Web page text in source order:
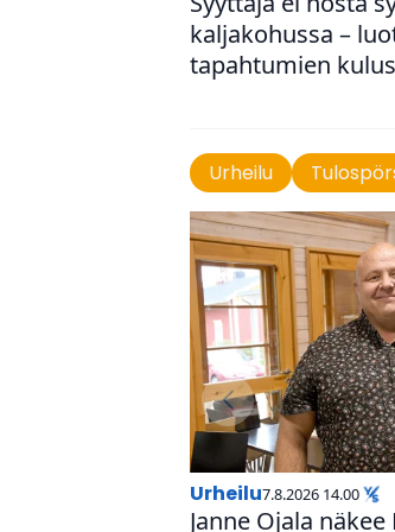
kal­ja­ko­hussa –
tapah­tu­mien
Urheilu
urheilu7.8.2026 14.00
Janne Ojala